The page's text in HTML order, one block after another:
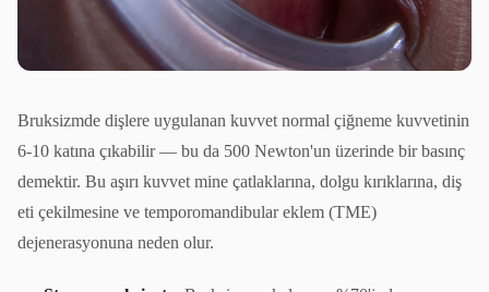
Bruksizmde dişlere uygulanan kuvvet normal çiğneme kuvvetinin
6-10 katına çıkabilir — bu da 500 Newton'un üzerinde bir basınç
demektir. Bu aşırı kuvvet mine çatlaklarına, dolgu kırıklarına, diş
eti çekilmesine ve temporomandibular eklem (TME)
dejenerasyonuna neden olur.